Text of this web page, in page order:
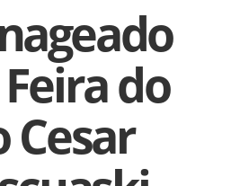
do
Cesar